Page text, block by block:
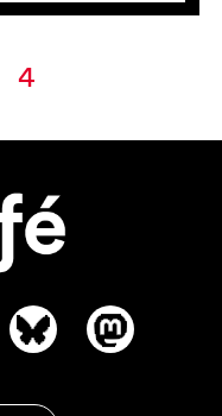
4